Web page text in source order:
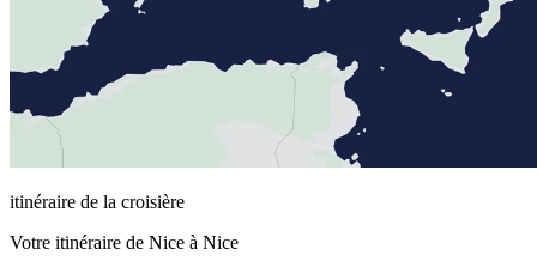
itinéraire de la croisière
Votre itinéraire de Nice à Nice